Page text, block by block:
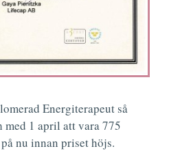
Energiterapeut så
1 april att vara 775
nu innan priset höjs.